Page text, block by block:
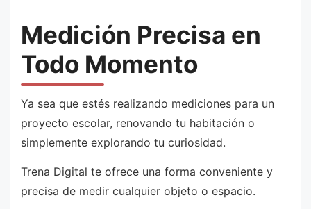
Medición Precisa en
Todo Momento
Ya sea que estés realizando mediciones para un
proyecto escolar, renovando tu habitación o
simplemente explorando tu curiosidad.
Trena Digital te ofrece una forma conveniente y
precisa de medir cualquier objeto o espacio.